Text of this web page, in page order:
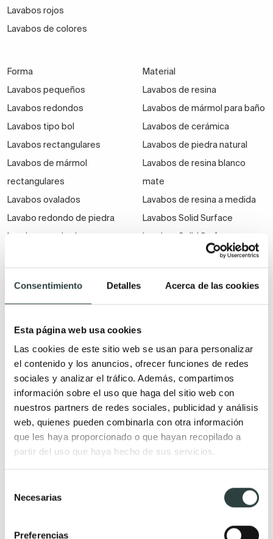
Consentimiento Detalles Acerca de las cookies
Esta página web usa cookies
Las cookies de este sitio web se usan para personalizar
el contenido y los anuncios, ofrecer funciones de redes
sociales y analizar el tráfico. Además, compartimos
información sobre el uso que haga del sitio web con
nuestros partners de redes sociales, publicidad y análisis
web, quienes pueden combinarla con otra información
que les haya proporcionado o que hayan recopilado a
partir del uso que haya hecho de sus servicios.
Necesarias
Preferencias
Lavabos rojos
Lavabos de colores
Forma
Lavabos pequeños
Lavabos redondos
Lavabos tipo bol
Lavabos rectangulares
Lavabos de mármol
rectangulares
Lavabos ovalados
Lavabo redondo de piedra
Lavabos cuadrados
Material
Lavabos de resina
Lavabos de mármol para baño
Lavabos de cerámica
Lavabos de piedra natural
Lavabos de resina blanco
mate
Lavabos de resina a medida
Lavabos Solid Surface
Lavabos Solid Surface a
Lavabos de madera
Lavabos para baños
pequeños
Lavabos de un seno con dos
grifos
Lavabo doble
Lavabos dobles baratos
Lavabos modernos de piedra
Lavabo de piedra rectangular
Lavabos de piedra natural
ovalados
Lavabos de piedra beige
Lavabos de piedra negros